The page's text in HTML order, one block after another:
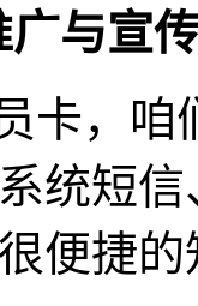
广与宣
卡，咱
统短
便捷